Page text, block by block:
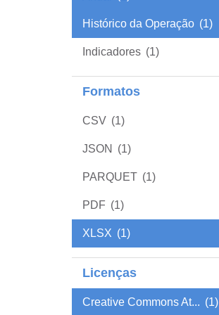
Histórico da Operação (1)
Indicadores (1)
Formatos
CSV (1)
JSON (1)
PARQUET (1)
PDF (1)
XLSX (1)
Licenças
Creative Commons At... (1)